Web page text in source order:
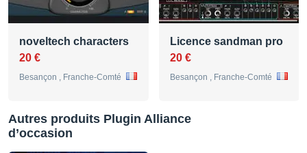
noveltech characters
20 €
Besançon , Franche-Comté
Licence sandman pro
20 €
Besançon , Franche-Comté
Autres produits Plugin Alliance
d’occasion